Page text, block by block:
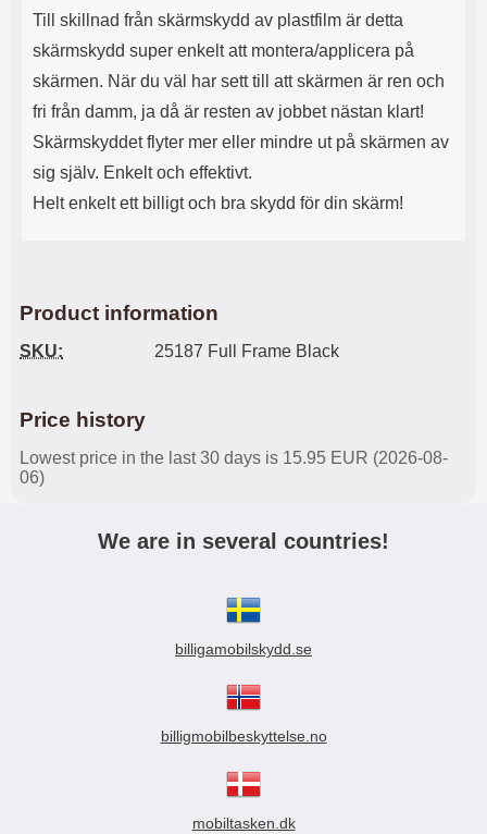
Till skillnad från skärmskydd av plastfilm är detta
skärmskydd super enkelt att montera/applicera på
skärmen. När du väl har sett till att skärmen är ren och
fri från damm, ja då är resten av jobbet nästan klart!
Skärmskyddet flyter mer eller mindre ut på skärmen av
sig själv. Enkelt och effektivt.
Helt enkelt ett billigt och bra skydd för din skärm!
Product information
SKU: 25187 Full Frame Black
Price history
Lowest price in the last 30 days is 15.95 EUR (2026-08-
06)
We are in several countries!
billigamobilskydd.se
billigmobilbeskyttelse.no
mobiltasken.dk